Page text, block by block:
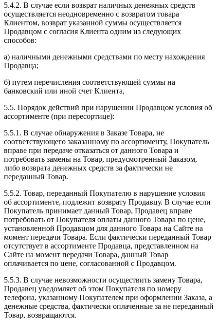
5.4.2. В случае если возврат наличных денежных средств
осуществляется неодновременно с возвратом товара
Клиентом, возврат указанной суммы осуществляется
Продавцом с согласия Клиента одним из следующих
способов:
а) наличными денежными средствами по месту нахождения
Продавца;
б) путем перечисления соответствующей суммы на
банковский или иной счет Клиента,
5.5. Порядок действий при нарушении Продавцом условия об
ассортименте (при пересортице):
5.5.1. В случае обнаружения в Заказе Товара, не
соответствующего заказанному по ассортименту, Покупатель
вправе при передаче отказаться от данного Товара и
потребовать замены на Товар, предусмотренный Заказом,
либо возврата денежных средств за фактически не
переданный Товар.
5.5.2. Товар, переданный Покупателю в нарушение условия
об ассортименте, подлежит возврату Продавцу. В случае если
Покупатель принимает данный Товар, Продавец вправе
потребовать от Покупателя оплаты данного Товара по цене,
установленной Продавцом для данного Товара на Сайте на
момент передачи Товара. Если фактически переданный Товар
отсутствует в ассортименте Продавца, представленном на
Сайте на момент передачи Товара, данный Товар
оплачивается по цене, согласованной с Продавцом.
5.5.3. В случае невозможности осуществить замену Товара,
Продавец уведомляет об этом Покупателя по номеру
телефона, указанному Покупателем при оформлении Заказа, а
денежные средства, фактически оплаченные за не переданный
Товар, возвращаются.